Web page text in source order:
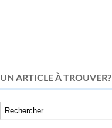
UN ARTICLE À TROUVER?